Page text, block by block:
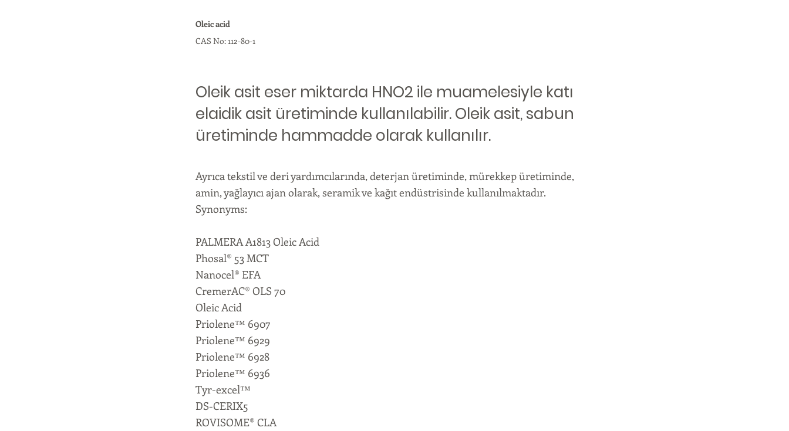
Oleic acid
CAS No: 112-80-1
Oleik asit eser miktarda HNO2 ile muamelesiyle katı
elaidik asit üretiminde kullanılabilir. Oleik asit, sabun
üretiminde hammadde olarak kullanılır.
Ayrıca tekstil ve deri yardımcılarında, deterjan üretiminde, mürekkep üretiminde,
amin, yağlayıcı ajan olarak, seramik ve kağıt endüstrisinde kullanılmaktadır.
Synonyms:
PALMERA A1813 Oleic Acid
Phosal® 53 MCT
Nanocel® EFA
CremerAC® OLS 70
Oleic Acid
Priolene™ 6907
Priolene™ 6929
Priolene™ 6928
Priolene™ 6936
Tyr-excel™
DS-CERIX5
ROVISOME® CLA